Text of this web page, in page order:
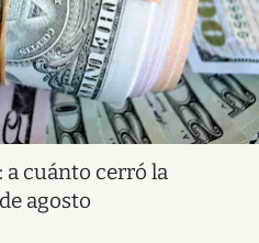
a cuánto cerró la
agosto